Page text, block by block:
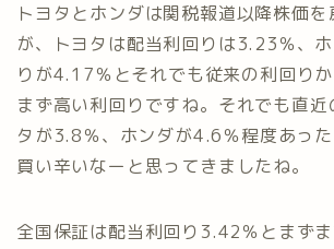
トヨタとホンダは関税報道以降株価
が、トヨタは配当利回りは3.23％、
りが4.17％とそれでも従来の利回り
まず高い利回りですね。それでも直近
タが3.8％、ホンダが4.6％程度あっ
買い辛いなーと思ってきましたね。
全国保証は配当利回り3.42％とまず